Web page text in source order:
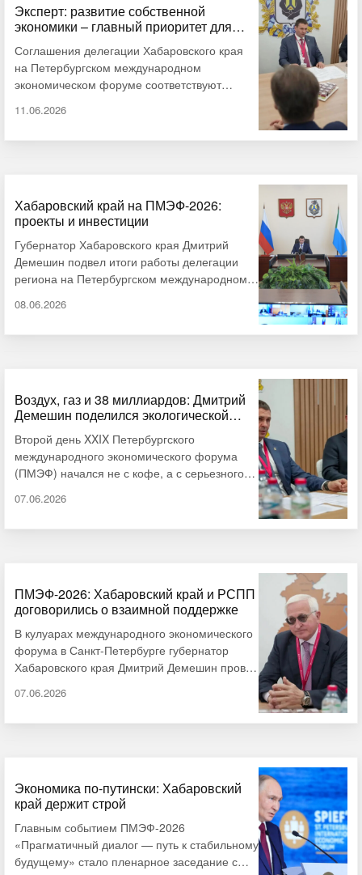
стратегическому развитию и кадровой
политике Алдар Чирнинов. Договор
закрепляет запуск программы бакалавриата
«Языковое сопровождение …
Эксперт: развитие собственной
экономики – главный приоритет для
Соглашения делегации Хабаровского края
на Петербургском международном
экономическом форуме соответствуют
востребованы не имиджевые инициативы, а
кандидат экономических наук, руководитель
Высшей школы менеджмента ТОГУ Василий
Синюков. Итоги форума Напомним, на
заседании президиума …
11.06.2026
Хабаровский край на ПМЭФ-2026:
проекты и инвестиции
Губернатор Хабаровского края Дмитрий
Демешин подвел итоги работы делегации
региона на Петербургском международном
встреч с представителями власти и бизнеса,
климата в регионах России за 2026 год.
Позиции Хабаровского края в рейтинге
укрепились: регион переместился с …
08.06.2026
Воздух, газ и 38 миллиардов: Дмитрий
Демешин поделился экологической
формулой на ПМЭФ
Второй день XXIX Петербургского
международного экономического форума
(ПМЭФ) начался не с кофе, а с серьезного
завтрак, организованный Комитетом по
чиновников и капитанов бизнеса. В центре
внимания оказался глава Хабаровского края
Дмитрий Демешин. Губернатор с цифрами …
07.06.2026
ПМЭФ-2026: Хабаровский край и РСПП
договорились о взаимной поддержке
В кулуарах международного экономического
форума в Санкт-Петербурге губернатор
Хабаровского края Дмитрий Демешин провел
Общероссийского объединения
между региональным бизнес-сообществом и
федеральным центром, сообщает АИ
«Дальневосточное обозрение». В ходе
обсуждения Дмитрий Демешин подчеркнул
значимость союза для экономики страны. …
07.06.2026
Экономика по-путински: Хабаровский
край держит строй
Главным событием ПМЭФ-2026
«Прагматичный диалог — путь к стабильному
будущему» стало пленарное заседание с